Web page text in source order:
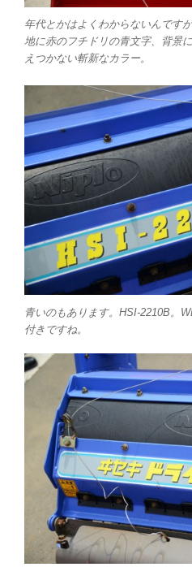
年代とかはよくわからないんです
地に赤のフチドリの青文字、背景
えつかない斬新なカラー。
青いのもあります。HSI-2210B。
付きですね。